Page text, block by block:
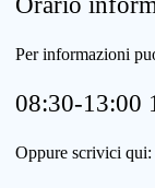
Per informazioni
08:30-13:00
Oppure scrivici qui: